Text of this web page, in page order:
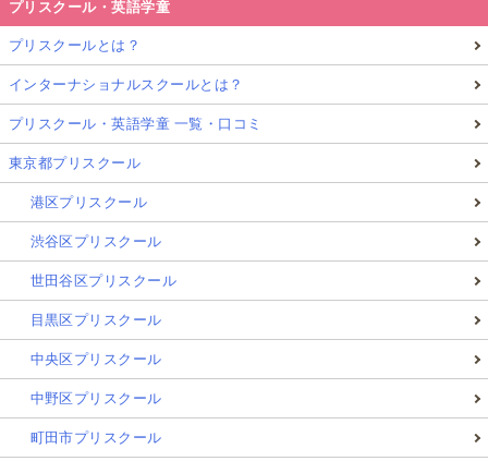
プリスクール・英語学童
プリスクールとは？
インターナショナルスクールとは？
プリスクール・英語学童 一覧・口コミ
東京都プリスクール
港区プリスクール
渋谷区プリスクール
世田谷区プリスクール
目黒区プリスクール
中央区プリスクール
中野区プリスクール
町田市プリスクール